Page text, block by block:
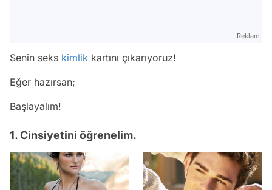
Reklam
Senin seks kimlik kartını çıkarıyoruz!
Eğer hazırsan;
Başlayalım!
1. Cinsiyetini öğrenelim.